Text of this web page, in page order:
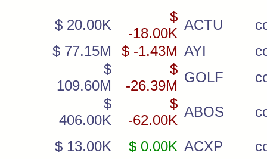
$ 20.00K
$
-18.00K
ACTU
$ 77.15M
$ -1.43M AYI
$
109.60M
$
-26.39M
GOLF
$
406.00K
$
-62.00K
ABOS
$ 13.00K $ 0.00K ACXP